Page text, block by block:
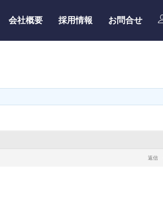
会社概要 採用情報 お問合せ
返信